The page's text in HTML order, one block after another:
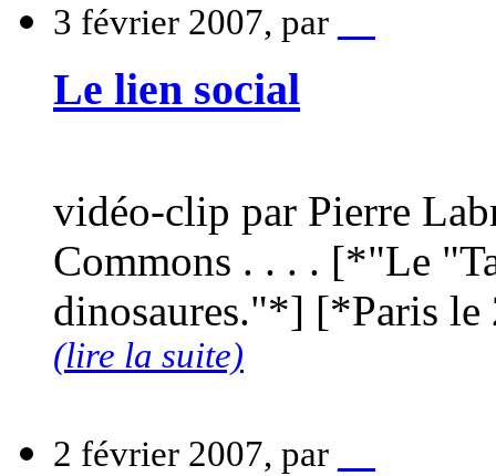
3 février 2007, par
Le lien social
vidéo-clip par Pierre
Commons . . . . [*"Le
dinosaures."*] [*Paris le
(lire la suite)
2 février 2007, par